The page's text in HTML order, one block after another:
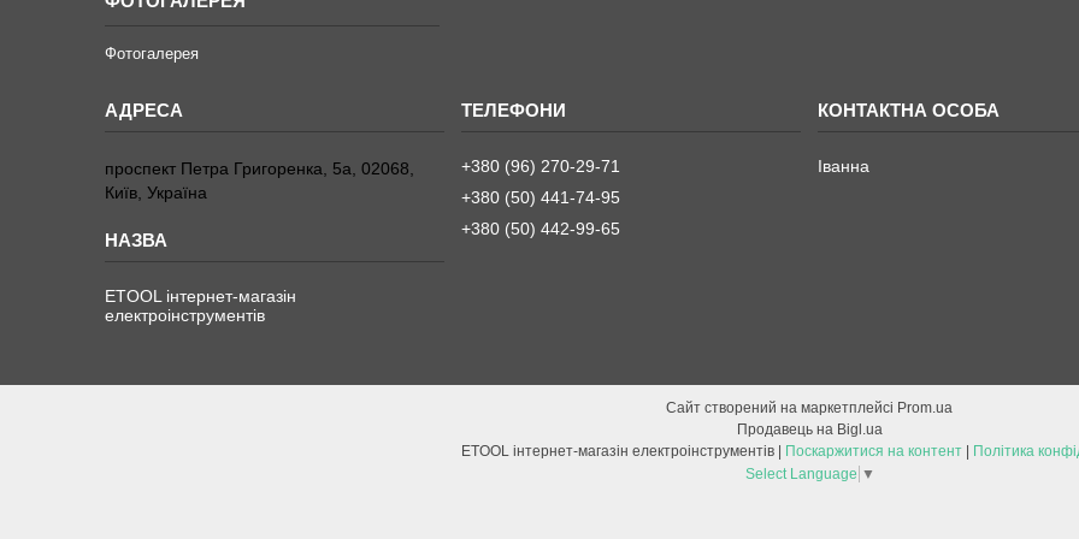
Фотогалерея
проспект Петра Григоренка, 5а, 02068,
Київ, Україна
ETOOL інтернет-магазін
електроінструментів
+380 (96) 270-29-71
+380 (50) 441-74-95
+380 (50) 442-99-65
Іванна
Сайт створений на маркетплейсі Prom.ua
Продавець на Bigl.ua
Поскаржитися на контент
Політика
Select Language ▼